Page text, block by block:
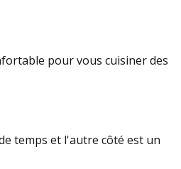
pour vous cuisiner des
temps et l'autre côté est un